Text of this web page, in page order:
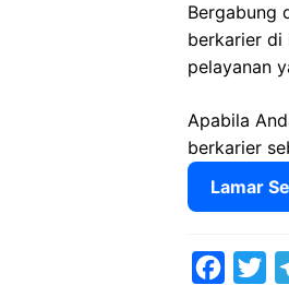
Bergabung
berkarier di
pelayanan
Apabila
berkarier
Lamar